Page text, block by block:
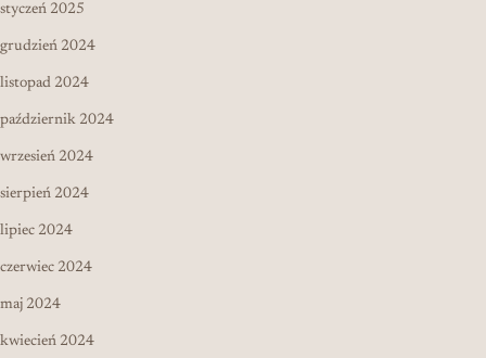
styczeń 2025
grudzień 2024
listopad 2024
październik 2024
wrzesień 2024
sierpień 2024
lipiec 2024
czerwiec 2024
maj 2024
kwiecień 2024